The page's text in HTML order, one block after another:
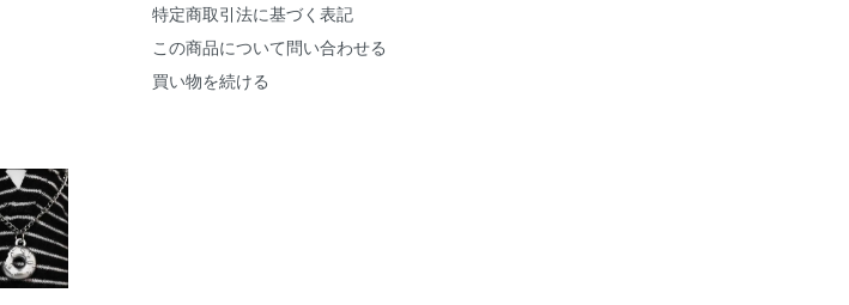
特定商取引法に基づく表記
この商品について問い合わせる
買い物を続ける